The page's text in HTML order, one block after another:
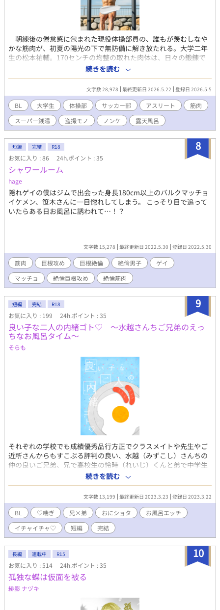
朝練後の倦怠感に包まれた現役体操部員の、誰もが羨むしなや
かな筋肉が、初夏の陽光の下で無防備に解き放たれる。大学二年
生の松本祐輔。170センチの均整の取れた肉体は、日々の鍛錬で
磨き上げられた機能美そのものだ。しかし、彼がリラックスを求
めて訪れたスーパー銭湯には、その若々しい肢体を狙う執拗な
「悪意」が潜んでいた。シャンプー容器に隠されたレンズの存在
に気づくことなく、松本は解放感から己の欲望に身を委ねてい
く。 ​ 湿り気を帯びた六月の風が吹き抜ける露天エリア。器械体
操で鍛え抜かれた松本の白い肢体は、湯船の中で驚くほど艶めか
しく輝く。普段の厳しい練習や規律から解放されたとき、ノンケ
のアスリートが抱える「底なしの性欲」が、本人の自覚がないま
まに溢れ出してしまう。湯の温もりに昂ぶる股間を、誰に見られ
るとも知らずに弄り、無防備な寝顔を晒して微睡む姿。その一挙
手一投足が、隠しカメラによって毛穴の一つひとつまで鮮明に記
録されていく。 ​さらに、その隣りにはもう一人のターゲット、
大学サッカー部のエース・速水周平がいた。一八二センチの逞し
い長身が、狭い寝湯で無様に身をよじり、屈辱的な快楽に屈して
いく。体操部とサッカー部。対照的な肉体美を持つ二人の現役ア
スリートが、同じ空間でそれぞれの「雄」としての本能を剥き出
しにする。明石の巧妙な手口によって、松本の理性が少しずつ、
人の「男」としての剥き出しの欲望に翻弄される様。それは、決
して表舞台では見せることのない、禁断のプライベートだ。サウ
ナの熱気、水風呂の刺激、そして日光の下で晒される無防備な性
器。自らの肉体の完成度を誇るかのように、隠すことなく堂々と
歩く松本の姿は、知らぬ間に誰かの欲望の対象へと変貌を遂げて
いる。 ​爽やかなアスリートの日常と、その裏側に渦巻く濃厚な
男の欲望。一度レンズに捉えられたが最後、彼らの秘められた
「野生」は、二度と隠すことはできない。 ​（この作品はフィクシ
ョンです。また、盗撮は犯罪です。絶対にやめましょう。） ​（過
激な描写を含むため、18歳以上の読者に限定） ​【「男子体操部シ
リーズ」の第14作です。これまでの作品を先に読んでいただける
と、なお一層お楽しみいただけます！】
続きを読む
文字数 28,978 最終更新日 2026.5.22 登録日 2026.5.5
BL 大学生 体操部 サッカー部 アスリート
筋肉
スーパー銭湯
盗撮モノ ノンケ 露天風呂
8
短編 完結 R18
お気に入り : 86 24h.ポイント : 35
シャワールーム
hage
隠れゲイの僕はジムで出会った身長180cm以上のバルクマッチョ
イケメン、笹木さんに一目惚れしてしまう。 こっそり目で追って
いたらある日お風呂に誘われて…！？
文字数 15,278 最終更新日 2022.5.30 登録日 2022.5.30
筋肉 巨根攻め 巨根絶倫 絶倫男子
ゲイ
マッチョ
絶倫巨根攻め 絶倫筋肉
9
短編 完結 R18
お気に入り : 199 24h.ポイント : 35
良い子な二人の内緒ゴト♡ ～水越さんちご兄弟のえっ
ちなお風呂タイム～
そらも
それぞれの学校でも成績優秀品行方正でクラスメイトや先生やご
近所さんからもすこぶる評判の良い、水越（みずこし）さんちの
仲の良いご兄弟、兄で高校生の怜時（れいじ）くんと弟で中学生
な翼（つばさ）くんの『とってもと～っても仲良し♡』な、両親
にも内緒な秘密の夜のやり取りのお話です♪ タイトルの通り仲良
しな実の兄弟の二人がお風呂の中でこれでもかとイチャイチャス
ケベえっちしてるだけのお話となっておりますので、そこのとこ
ろどうぞご注意を！ ※ R-18エロもので、♡（ハート）喘ぎ満載
です。 ※ 素敵な表紙は、pixiv小説用フリー素材にて、『やまな
し』様からお借りしました。ありがとうございます！
続きを読む
文字数 13,199 最終更新日 2023.3.23 登録日 2023.3.22
BL ♡喘ぎ 兄×弟 おにショタ
お風呂エッチ
イチャイチャ♡
短編 完結
10
長編 連載中 R15
お気に入り : 514 24h.ポイント : 35
孤独な蝶は仮面を被る
緋影 ナヅキ